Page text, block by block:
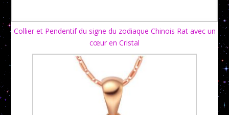
Collier et Pendentif du signe du zodiaque Chinois Rat avec un
cœur en Cristal